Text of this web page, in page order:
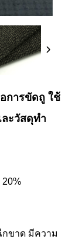
การขัดถู ใช้
ละวัสดุทำ
ขาด มีความ